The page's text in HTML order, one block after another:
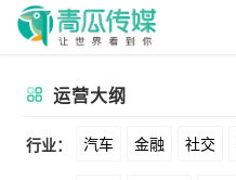
运营大纲
行业： 汽车 金融 社交